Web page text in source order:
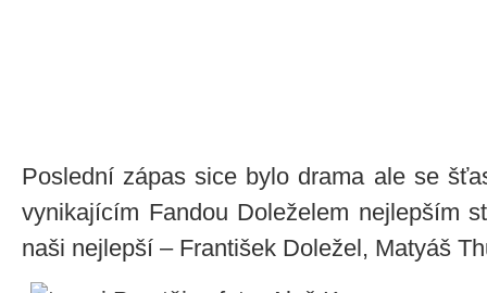
Poslední zápas sice bylo drama ale se
vynikajícím Fandou Doleželem nejlepším
naši nejlepší – František Doležel, Matyáš